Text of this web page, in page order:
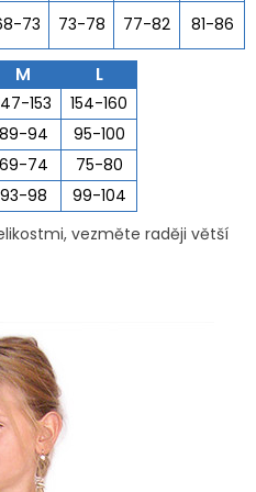
73 73-78 77-82 81-86
M L
153
154-160
89-94
95-100
69-74
75-80
93-98
99-104
vezměte raději větší